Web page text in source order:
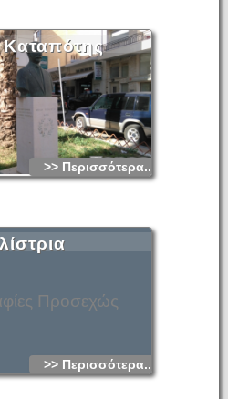
>> Περισσότερα...
Προσεχώς
>> Περισσότερα...